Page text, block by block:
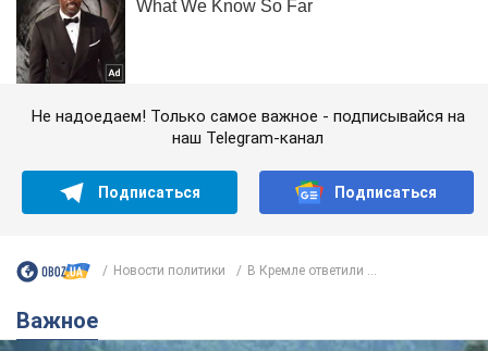
Не надоедаем! Только самое важное - подписывайся на
наш Telegram-канал
Подписаться Подписаться
Новости политики В Кремле ответили ...
Важное